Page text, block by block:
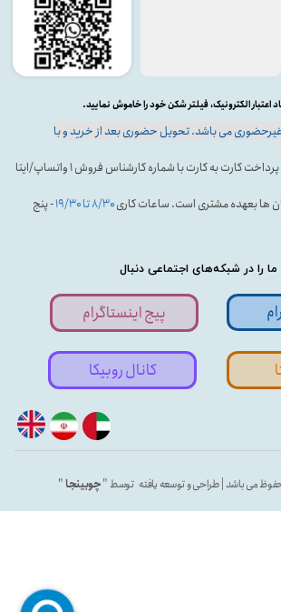
را در شبکه‌های اجتماعی دنبال
می باشد | طراحی و توسعه یافته توسط "چوبینجا"
می باشد. تحویل حضوری بعد از خرید و با
در صورت نیاز به پیش فاکتور و پرداخت کارت به کارت با شماره کارشناس فروش ۱ واتساپ/ایتا
ها بعهده مشتری است. ساعات کاری۸/۳۰ تا ۱۹/۳۰
- پنج
اعتبار الکترونیک، فیلتر شکن خود را خاموش نمایید.
پیج اینستاگرام
کانال روبیکا